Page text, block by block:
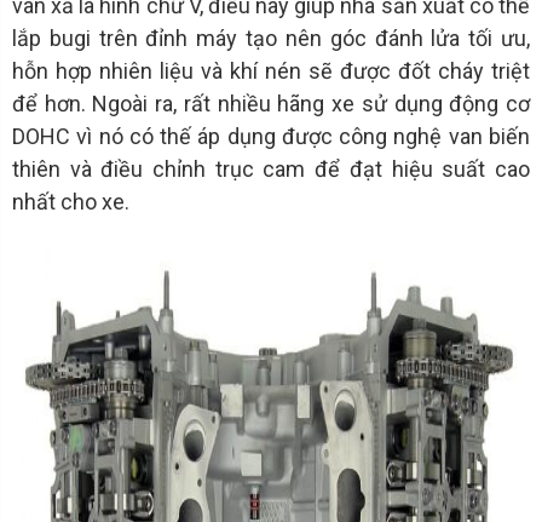
van xả là hình chữ V, điều này giúp nhà sản xuất có thể
lắp bugi trên đỉnh máy tạo nên góc đánh lửa tối ưu,
hỗn hợp nhiên liệu và khí nén sẽ được đốt cháy triệt
để hơn. Ngoài ra, rất nhiều hãng xe sử dụng động cơ
DOHC vì nó có thế áp dụng được công nghệ van biến
thiên và điều chỉnh trục cam để đạt hiệu suất cao
nhất cho xe.